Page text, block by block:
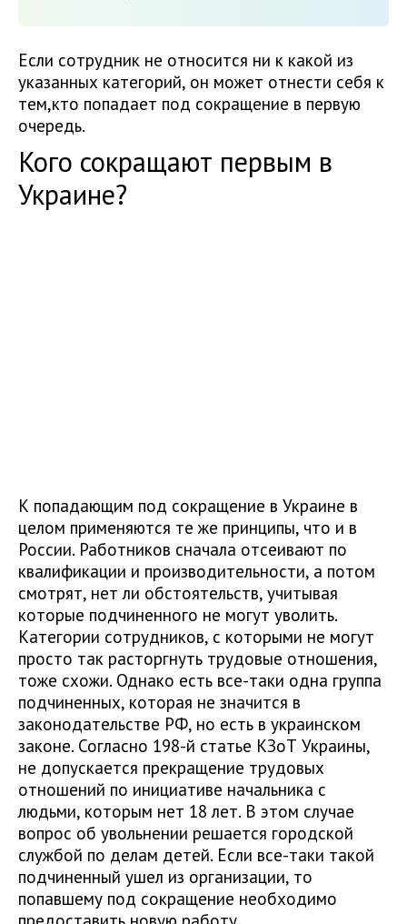
Если сотрудник не относится ни к какой из
указанных категорий, он может отнести себя к
тем,кто попадает под сокращение в первую
очередь.
Кого сокращают первым в
Украине?
К попадающим под сокращение в Украине в
целом применяются те же принципы, что и в
России. Работников сначала отсеивают по
квалификации и производительности, а потом
смотрят, нет ли обстоятельств, учитывая
которые подчиненного не могут уволить.
Категории сотрудников, с которыми не могут
просто так расторгнуть трудовые отношения,
тоже схожи. Однако есть все-таки одна группа
подчиненных, которая не значится в
законодательстве РФ, но есть в украинском
законе. Согласно 198-й статье КЗоТ Украины,
не допускается прекращение трудовых
отношений по инициативе начальника с
людьми, которым нет 18 лет. В этом случае
вопрос об увольнении решается городской
службой по делам детей. Если все-таки такой
подчиненный ушел из организации, то
попавшему под сокращение необходимо